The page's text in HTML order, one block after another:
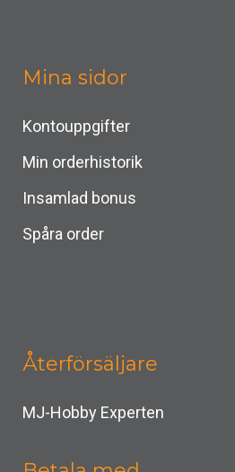
Mina sidor
Kontouppgifter
Min orderhistorik
Insamlad bonus
Spåra order
Återförsäljare
MJ-Hobby Experten